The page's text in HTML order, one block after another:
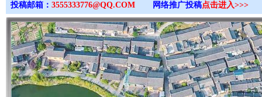
投稿邮箱： 3555333776@QQ.COM 网络推广投稿点击进入>>>